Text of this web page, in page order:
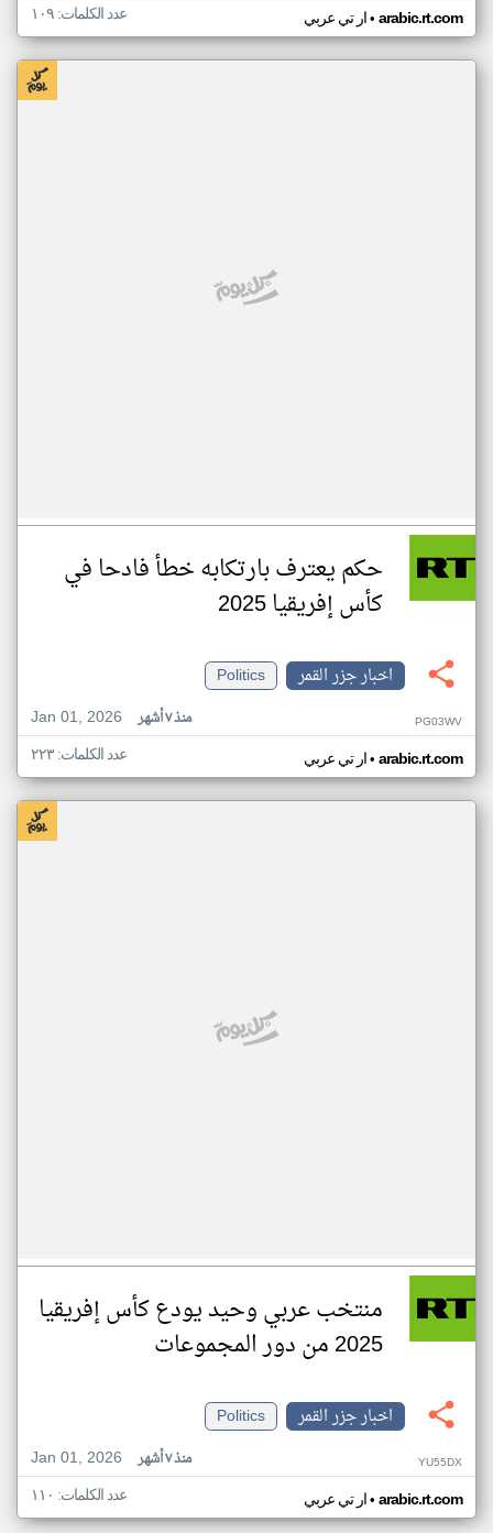
ار تي عربي• arabic.rt.com عدد الكلمات: ١٠٩
حكم يعترف بارتكابه خطأ فادحا في
كأس إفريقيا 2025
اخبار جزر القمر
Politics
Jan 01, 2026
منذ ٧ أشهر PG03WV
ار تي عربي• arabic.rt.com عدد الكلمات: ٢٢٣
منتخب عربي وحيد يودع كأس إفريقيا
2025 من دور المجموعات
اخبار جزر القمر
Politics
Jan 01, 2026
منذ ٧ أشهر YU55DX
ار تي عربي• arabic.rt.com عدد الكلمات: ١١٠